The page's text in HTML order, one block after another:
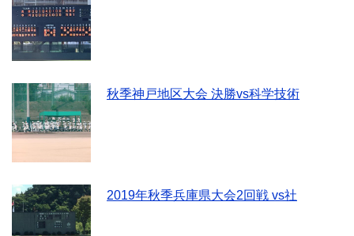
秋季神戸地区大会 決勝vs科学技術
2019年秋季兵庫県大会2回戦 vs社